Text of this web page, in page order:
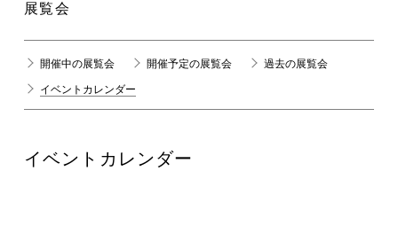
展覧会
開催中の展覧会 開催予定の展覧会 過去の展覧会
イベントカレンダー
イベントカレンダー